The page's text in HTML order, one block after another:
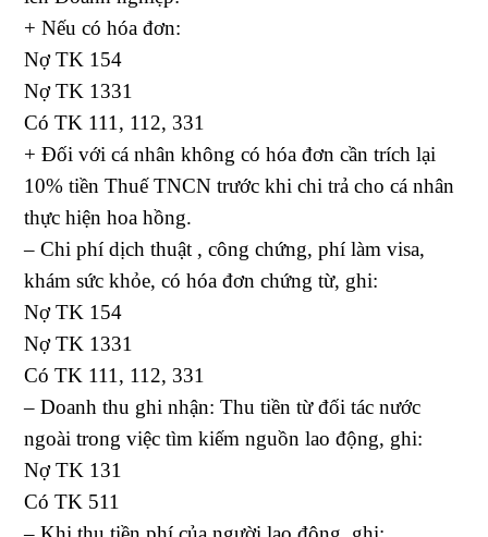
+ Nếu có hóa đơn:
Nợ TK 154
Nợ TK 1331
Có TK 111, 112, 331
+ Đối với cá nhân không có hóa đơn cần trích lại
10% tiền Thuế TNCN trước khi chi trả cho cá nhân
thực hiện hoa hồng.
– Chi phí dịch thuật , công chứng, phí làm visa,
khám sức khỏe, có hóa đơn chứng từ, ghi:
Nợ TK 154
Nợ TK 1331
Có TK 111, 112, 331
– Doanh thu ghi nhận: Thu tiền từ đối tác nước
ngoài trong việc tìm kiếm nguồn lao động, ghi:
Nợ TK 131
Có TK 511